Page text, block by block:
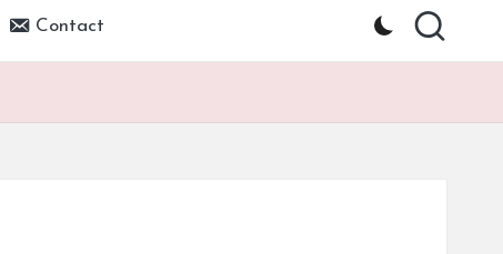
Contact